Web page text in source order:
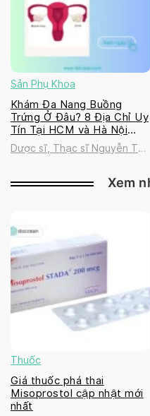
Sản Phụ Khoa
Khám Đa Nang Buồng
Trứng Ở Đâu? 8 Địa Chỉ Uy
Tín Tại HCM và Hà Nội
2026
Dược sĩ, Thạc sĩ Nguyễn Thị
Xem
Thuốc
Giá thuốc phá thai
Misoprostol cập nhật mới
nhất